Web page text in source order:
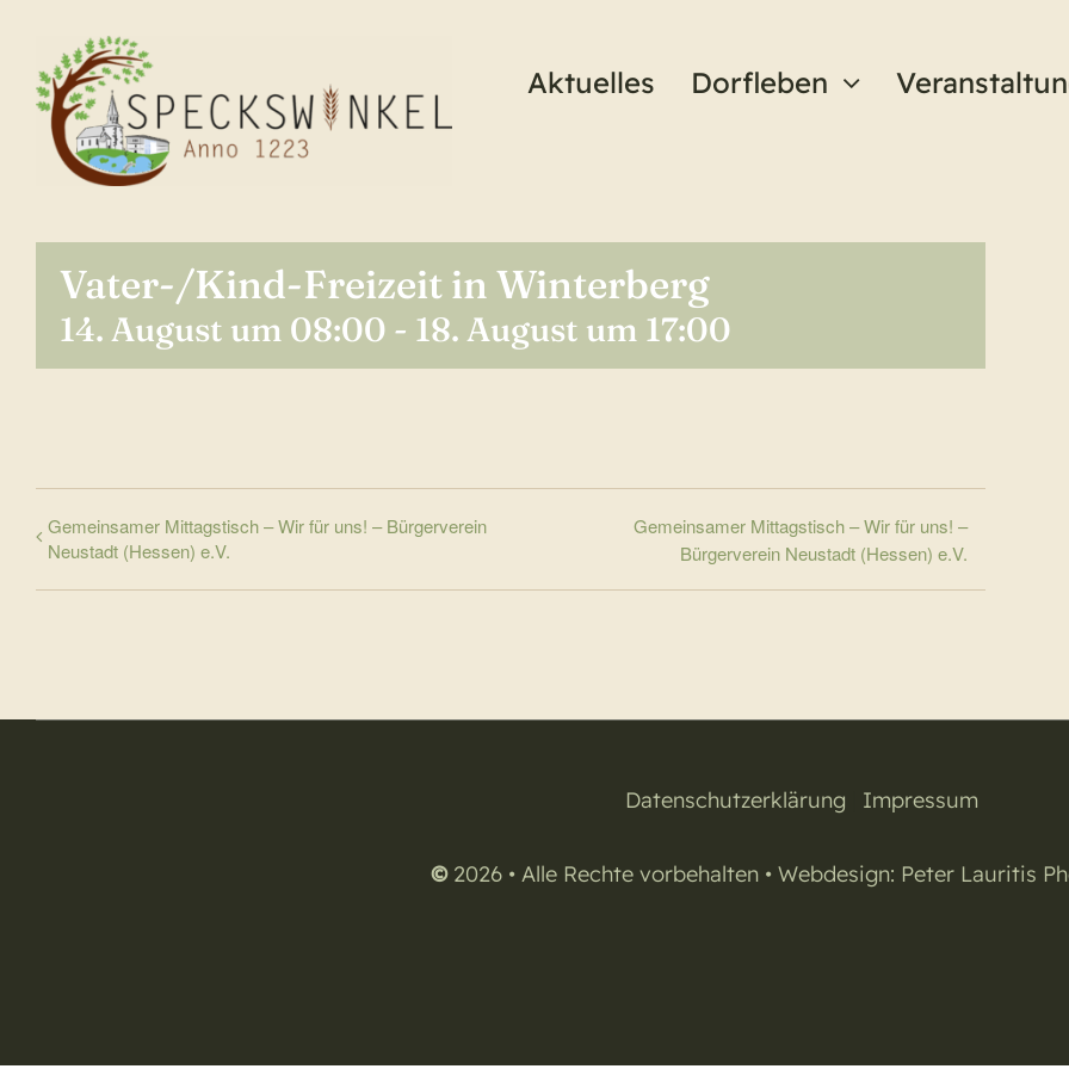
springen
Aktuelles Dorfleben
Vater-/Kind-Freizeit in Winterberg
14. August um 08:00 - 18. August um 17:00
Gemeinsamer Mittagstisch – Wir für uns! – Bürgerverein
Neustadt (Hessen) e.V.
Gemeinsamer Mittagstisch – Wir für uns! –
Bürgerverein Neustadt (Hessen) e.V.
Datenschutzerklärung Impressum
©2026 • Alle Rechte vorbehalten • Webdesign: Peter Lauritis